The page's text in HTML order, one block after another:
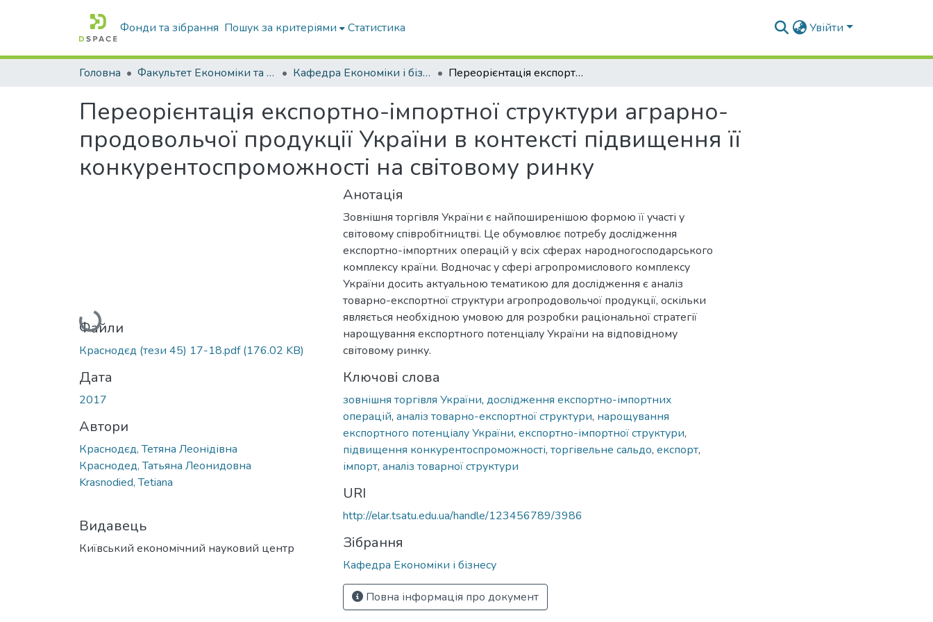
Фонди та зібрання Пошук за критеріями Статистика Увійти
Головна Факультет Економіки та бізнесу Кафедра Економіки і бізнесу Переорієнтація експортно-імпортної структури аграрно-продовольчої продукції України в контексті підвищення її конкурентоспроможності на світовому ринку
Переорієнтація експортно-імпортної структури аграрно-
продовольчої продукції України в контексті підвищення її
конкурентоспроможності на світовому ринку
Вантажиться...
Файли
Краснодєд (тези 45) 17-18.pdf(176.02 KB)
Дата
2017
Автори
Краснодєд, Тетяна Леонідівна
Краснодед, Татьяна Леонидовна
Krasnodied, Tetiana
Видавець
Київський економічний науковий центр
Анотація
Зовнішня торгівля України є найпоширенішою формою її участі у
світовому співробітництві. Це обумовлює потребу дослідження
експортно-імпортних операцій у всіх сферах народногосподарського
комплексу країни. Водночас у сфері агропромислового комплексу
України досить актуальною тематикою для дослідження є аналіз
товарно-експортної структури агропродовольчої продукції, оскільки
являється необхідною умовою для розробки раціональної стратегії
нарощування експортного потенціалу України на відповідному
світовому ринку.
Ключові слова
зовнішня торгівля України, дослідження експортно-імпортних
операцій, аналіз товарно-експортної структури, нарощування
експортного потенціалу України, експортно-імпортної структури,
підвищення конкурентоспроможності, торгівельне сальдо, експорт,
імпорт, аналіз товарної структури
URI
http://elar.tsatu.edu.ua/handle/123456789/3986
Зібрання
Кафедра Економіки і бізнесу
Повна інформація про документ